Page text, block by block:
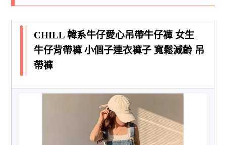
CHILL 韓系牛仔愛心吊帶牛仔褲 女生
牛仔背帶褲 小個子連衣褲子 寬鬆減齡 吊
帶褲